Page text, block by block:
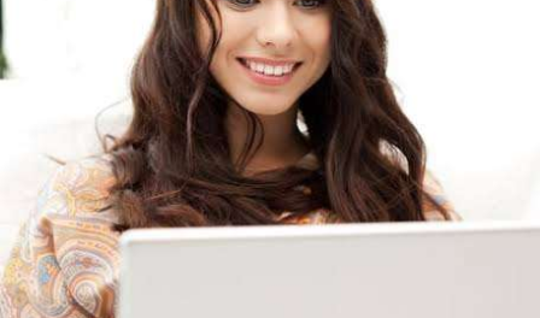
từ 1/1/2027, yêu cầu tạm dừng 24h đối với các giao dịch
crypto trên 10.000 USD chuyển sang nhà cung cấp nước ngoài
hoặc ví tự quản. Fork BIP-110 của Bitcoin khai thác thành công
2 block rồi dừng do thiếu hashpower, khoảng cách giữa các
block kéo dài nhiều giờ.
Lời khuyên từ chuyên gia: Thị trường đang trong giai đoạn tích
lũy với tâm lý sợ hãi chiếm ưu thế. Nhà đầu tư nên tránh
FOMO, tập trung quản trị rủi ro và chờ đợi tín hiệu rõ ràng hơn
từ dòng vốn ETF (tuần tốt nhất kể từ tháng 4 với 1 tỷ USD)
trước khi gia tăng vị thế.